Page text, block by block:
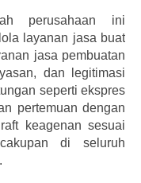
perusahaan ini
layanan jasa buat
jasa pembuatan
dan legitimasi
seperti ekspres
pertemuan dengan
keagenan sesuai
di seluruh